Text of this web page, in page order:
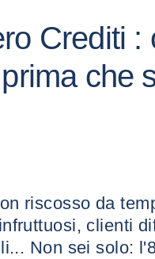
Crediti :
che
riscosso da
clienti
Non sei solo: